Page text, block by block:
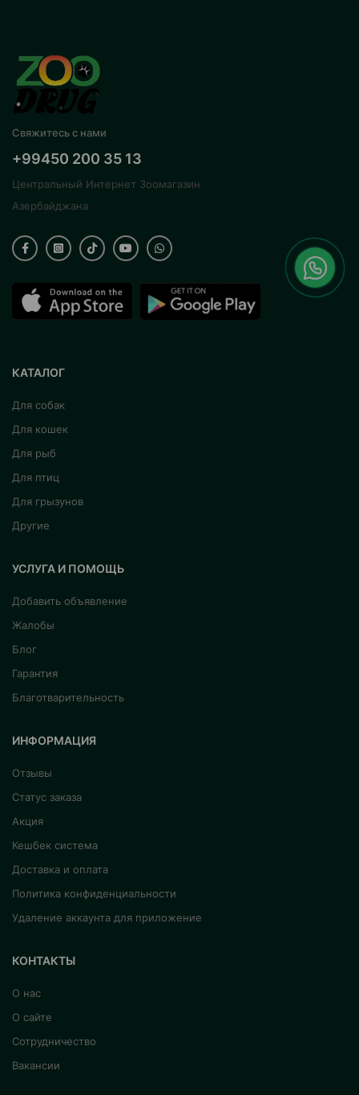
Свяжитесь с нами
+99450 200 35 13
Центральный Интернет Зоомагазин
Азербайджана
КАТАЛОГ
Для собак
Для кошек
Для рыб
Для птиц
Для грызунов
Другие
УСЛУГА И ПОМОЩЬ
Добавить объявление
Жалобы
Блог
Гарантия
Благотварительность
ИНФОРМАЦИЯ
Отзывы
Статус заказа
Акция
Кешбек система
Доставка и оплата
Политика конфиденциальности
Удаление аккаунта для приложение
КОНТАКТЫ
О нас
О сайте
Сотрудничество
Вакансии